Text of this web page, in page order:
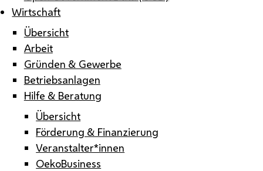
Wirtschaft
Übersicht
Arbeit
Gründen & Gewerbe
Betriebsanlagen
Hilfe & Beratung
Übersicht
Förderung & Finanzierung
Veranstalter*innen
OekoBusiness